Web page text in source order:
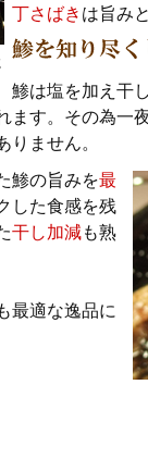
丁さばき は旨み
鯵は塩を加え干
ます。その為一
りません。
鯵の旨みを最
した食感を残
干し加減も熟
最適な逸品に